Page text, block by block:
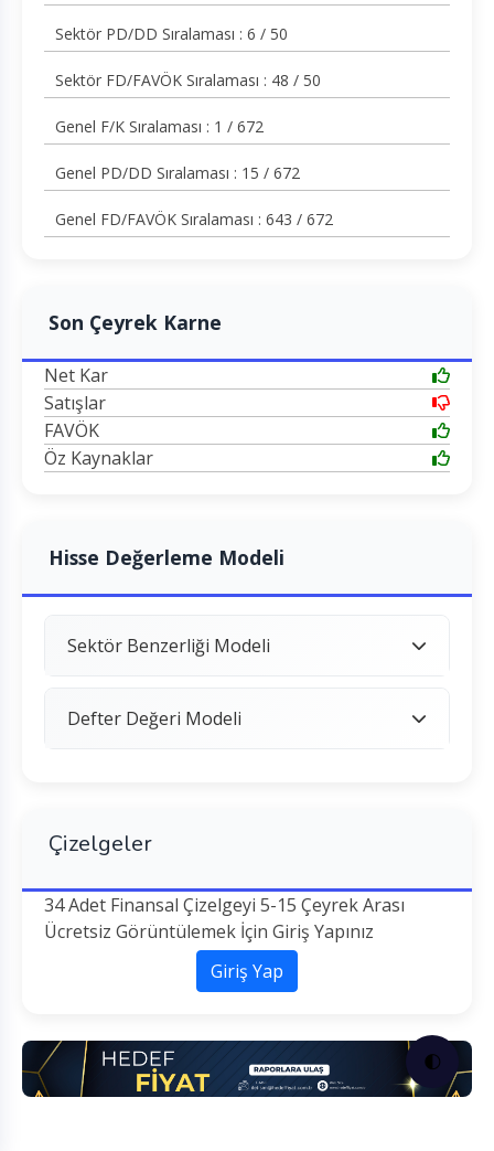
🌓
Sektör PD/DD Sıralaması : 6 / 50
Sektör FD/FAVÖK Sıralaması : 48 / 50
Genel F/K Sıralaması : 1 / 672
Genel PD/DD Sıralaması : 15 / 672
Genel FD/FAVÖK Sıralaması : 643 / 672
Son Çeyrek Karne
Net Kar
Satışlar
FAVÖK
Öz Kaynaklar
Hisse Değerleme Modeli
Sektör Benzerliği Modeli
Defter Değeri Modeli
Çizelgeler
34 Adet Finansal Çizelgeyi 5-15 Çeyrek Arası
Ücretsiz Görüntülemek İçin Giriş Yapınız
Giriş Yap